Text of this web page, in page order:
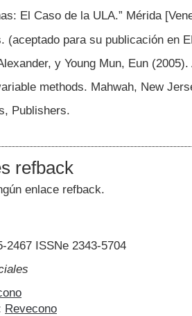
El Caso de la ULA.” Mérida
(aceptado para su publicación en
y Young Mun, Eun
methods. Mahwah, New
Publishers.
refback
enlace refback.
2467 ISSNe 2343-5704
Revecono